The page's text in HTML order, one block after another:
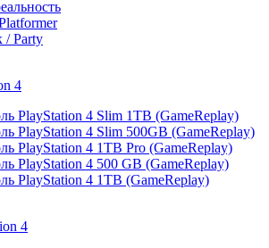
/ Party
4
PlayStation 4 Slim 1TB (GameReplay)
PlayStation 4 Slim 500GB (GameReplay)
PlayStation 4 1TB Pro (GameReplay)
PlayStation 4 500 GB (GameReplay)
PlayStation 4 1TB (GameReplay)
4